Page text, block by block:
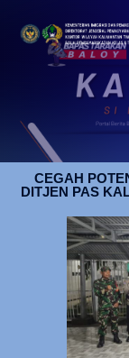
CEGAH
DITJEN PAS